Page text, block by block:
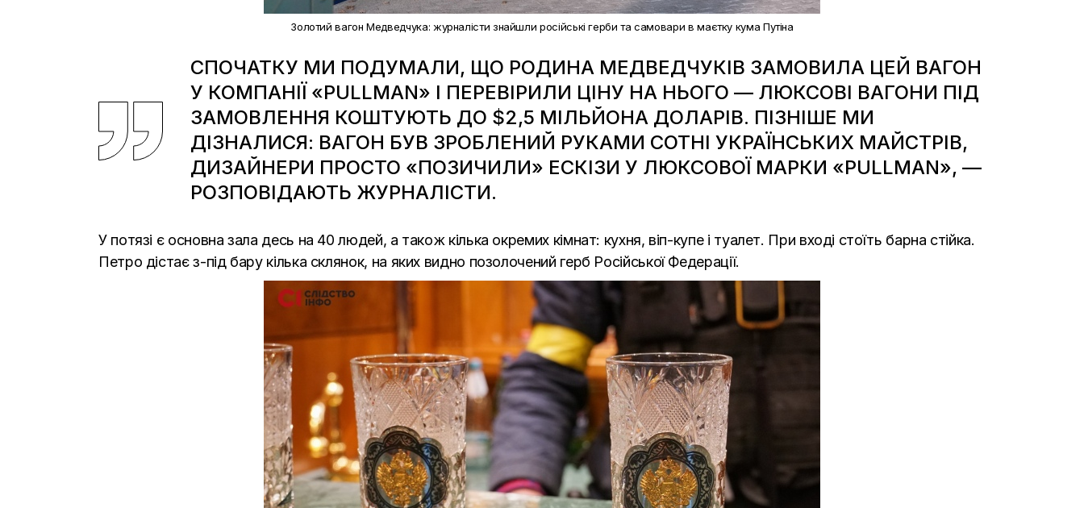
Золотий вагон Медведчука: журналісти знайшли російські герби та самовари в маєтку кума Путіна
СПОЧАТКУ МИ ПОДУМАЛИ, ЩО РОДИНА МЕДВЕДЧУКІВ ЗАМОВИЛА ЦЕЙ ВАГОН
У КОМПАНІЇ «PULLMAN» І ПЕРЕВІРИЛИ ЦІНУ НА НЬОГО — ЛЮКСОВІ ВАГОНИ ПІД
ЗАМОВЛЕННЯ КОШТУЮТЬ ДО $2,5 МІЛЬЙОНА ДОЛАРІВ. ПІЗНІШЕ МИ
ДІЗНАЛИСЯ: ВАГОН БУВ ЗРОБЛЕНИЙ РУКАМИ СОТНІ УКРАЇНСЬКИХ МАЙСТРІВ,
ДИЗАЙНЕРИ ПРОСТО «ПОЗИЧИЛИ» ЕСКІЗИ У ЛЮКСОВОЇ МАРКИ «PULLMAN», —
РОЗПОВІДАЮТЬ ЖУРНАЛІСТИ.
У потязі є основна зала десь на 40 людей, а також кілька окремих кімнат: кухня, віп-купе і туалет. При вході стоїть барна стійка.
Петро дістає з-під бару кілька склянок, на яких видно позолочений герб Російської Федерації.